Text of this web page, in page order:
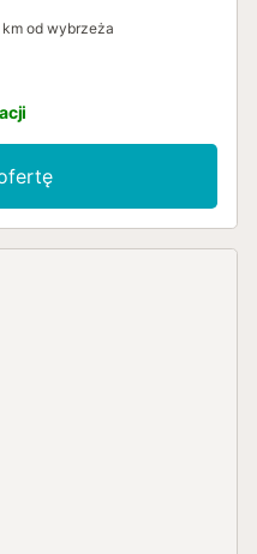
km od wybrzeża